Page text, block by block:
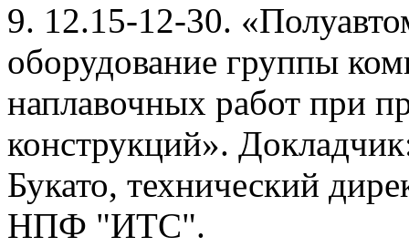
9. 12.15-12-30.
оборудование группы
наплавочных работ при
конструкций».
Букато, технический
НПФ "ИТС".